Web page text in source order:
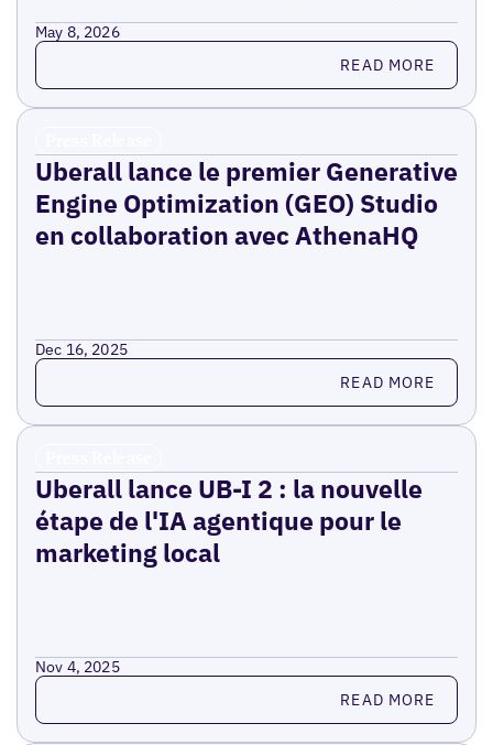
May 8, 2026
Read more READ MORE
Uberall lance le premier Generative
Engine Optimization (GEO) Studio
en collaboration avec AthenaHQ
Dec 16, 2025
Read more READ MORE
Uberall lance UB-I 2 : la nouvelle
étape de l'IA agentique pour le
marketing local
Nov 4, 2025
Read more READ MORE